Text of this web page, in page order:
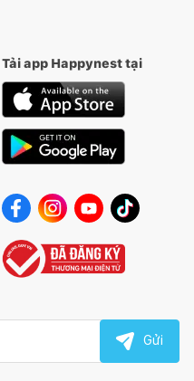
Tải app Happynest tại
Gửi